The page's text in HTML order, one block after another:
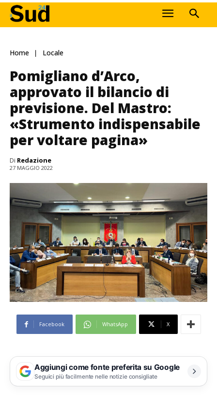
Home Locale
Pomigliano d’Arco,
approvato il bilancio di
previsione. Del Mastro:
«Strumento indispensabile
per voltare pagina»
Di Redazione
27 MAGGIO 2022
Facebook WhatsApp X
Aggiungi come fonte preferita su Google
Seguici più facilmente nelle notizie consigliate